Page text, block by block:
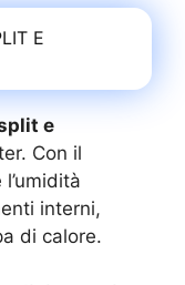
E
e
Con il
interni,
di calore.